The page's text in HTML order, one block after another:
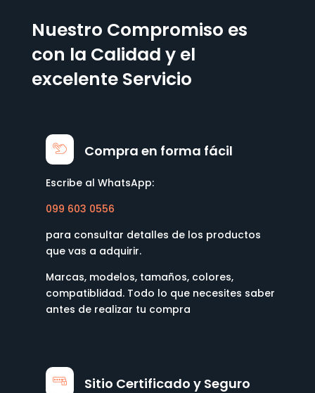
Nuestro Compromiso es
con la Calidad y el
excelente Servicio
Compra en forma fácil
Escribe al WhatsApp:
099 603 0556
para consultar detalles de los productos
que vas a adquirir.
Marcas, modelos, tamaños, colores,
compatiblidad. Todo lo que necesites saber
antes de realizar tu compra
Sitio Certificado y Seguro